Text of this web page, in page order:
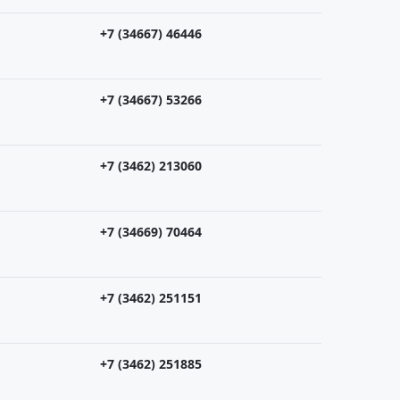
+7 (34667) 46446
+7 (34667) 53266
+7 (3462) 213060
+7 (34669) 70464
+7 (3462) 251151
+7 (3462) 251885